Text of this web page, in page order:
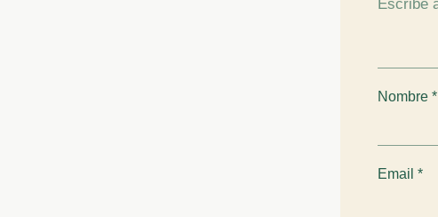
Nombre *
Email *